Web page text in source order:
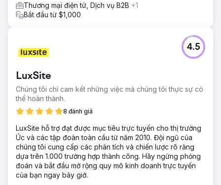
Thương mại điện tử, Dịch vụ B2B +1
Bắt đầu từ $1,000
LuxSite
Chúng tôi chỉ cam kết những việc mà chúng tôi thực sự có
thể hoàn thành.
8 đánh giá
4.5
LuxSite hỗ trợ đạt được mục tiêu trực tuyến cho thị trường
Úc và các tập đoàn toàn cầu từ năm 2010. Đội ngũ của
chúng tôi cung cấp các phân tích và chiến lược rõ ràng
dựa trên 1.000 trường hợp thành công. Hãy ngừng phỏng
đoán và bắt đầu mở rộng quy mô kinh doanh trực tuyến
của bạn ngay bây giờ.